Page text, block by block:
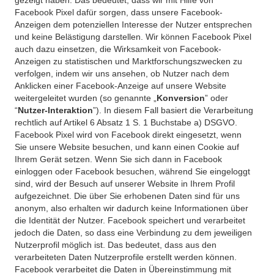
Facebook Pixel dafür sorgen, dass unsere Facebook-
Anzeigen dem potenziellen Interesse der Nutzer entsprechen
und keine Belästigung darstellen. Wir können Facebook Pixel
auch dazu einsetzen, die Wirksamkeit von Facebook-
Anzeigen zu statistischen und Marktforschungszwecken zu
verfolgen, indem wir uns ansehen, ob Nutzer nach dem
Anklicken einer Facebook-Anzeige auf unsere Website
weitergeleitet wurden (so genannte „ Konversion” oder
“Nutzer-Interaktion”). In diesem Fall basiert die Verarbeitung
rechtlich auf Artikel 6 Absatz 1 S. 1 Buchstabe a) DSGVO.
Facebook Pixel wird von Facebook direkt eingesetzt, wenn
Sie unsere Website besuchen, und kann einen Cookie auf
Ihrem Gerät setzen. Wenn Sie sich dann in Facebook
einloggen oder Facebook besuchen, während Sie eingeloggt
sind, wird der Besuch auf unserer Website in Ihrem Profil
aufgezeichnet. Die über Sie erhobenen Daten sind für uns
anonym, also erhalten wir dadurch keine Informationen über
die Identität der Nutzer. Facebook speichert und verarbeitet
jedoch die Daten, so dass eine Verbindung zu dem jeweiligen
Nutzerprofil möglich ist. Das bedeutet, dass aus den
verarbeiteten Daten Nutzerprofile erstellt werden können.
Facebook verarbeitet die Daten in Übereinstimmung mit